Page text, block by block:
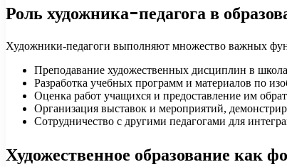
Роль художника-педагога в
Художники-педагоги выполняют множество важных
Преподавание художественных дисциплин в
Разработка учебных программ и материалов по
Оценка работ учащихся и предоставление им
Организация выставок и мероприятий,
Сотрудничество с другими педагогами для
Художественное образование как